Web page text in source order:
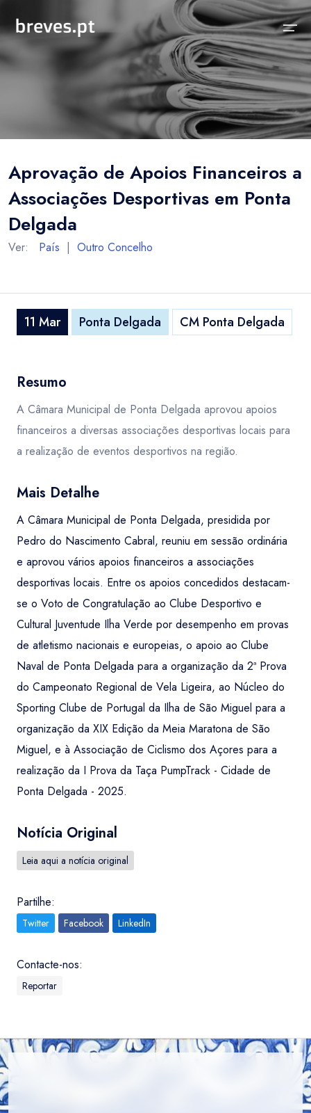
Notícias
Concelhos Vizinhos
Distrito
País
Sobre
Funcionalidades
As nossas Fontes
Perguntas Frequentes
Aprovação de Apoios Financeiros a
Associações Desportivas em Ponta
Delgada
Ver: País | Outro Concelho
11 Mar Ponta Delgada CM Ponta Delgada
Resumo
A Câmara Municipal de Ponta Delgada aprovou apoios
financeiros a diversas associações desportivas locais para
a realização de eventos desportivos na região.
Mais Detalhe
A Câmara Municipal de Ponta Delgada, presidida por
Pedro do Nascimento Cabral, reuniu em sessão ordinária
e aprovou vários apoios financeiros a associações
desportivas locais. Entre os apoios concedidos destacam-
se o Voto de Congratulação ao Clube Desportivo e
Cultural Juventude Ilha Verde por desempenho em provas
de atletismo nacionais e europeias, o apoio ao Clube
Naval de Ponta Delgada para a organização da 2ª Prova
do Campeonato Regional de Vela Ligeira, ao Núcleo do
Sporting Clube de Portugal da Ilha de São Miguel para a
organização da XIX Edição da Meia Maratona de São
Miguel, e à Associação de Ciclismo dos Açores para a
realização da I Prova da Taça PumpTrack - Cidade de
Ponta Delgada - 2025.
Notícia Original
Leia aqui a notícia original
Partilhe:
Twitter Facebook LinkedIn
Contacte-nos:
Reportar